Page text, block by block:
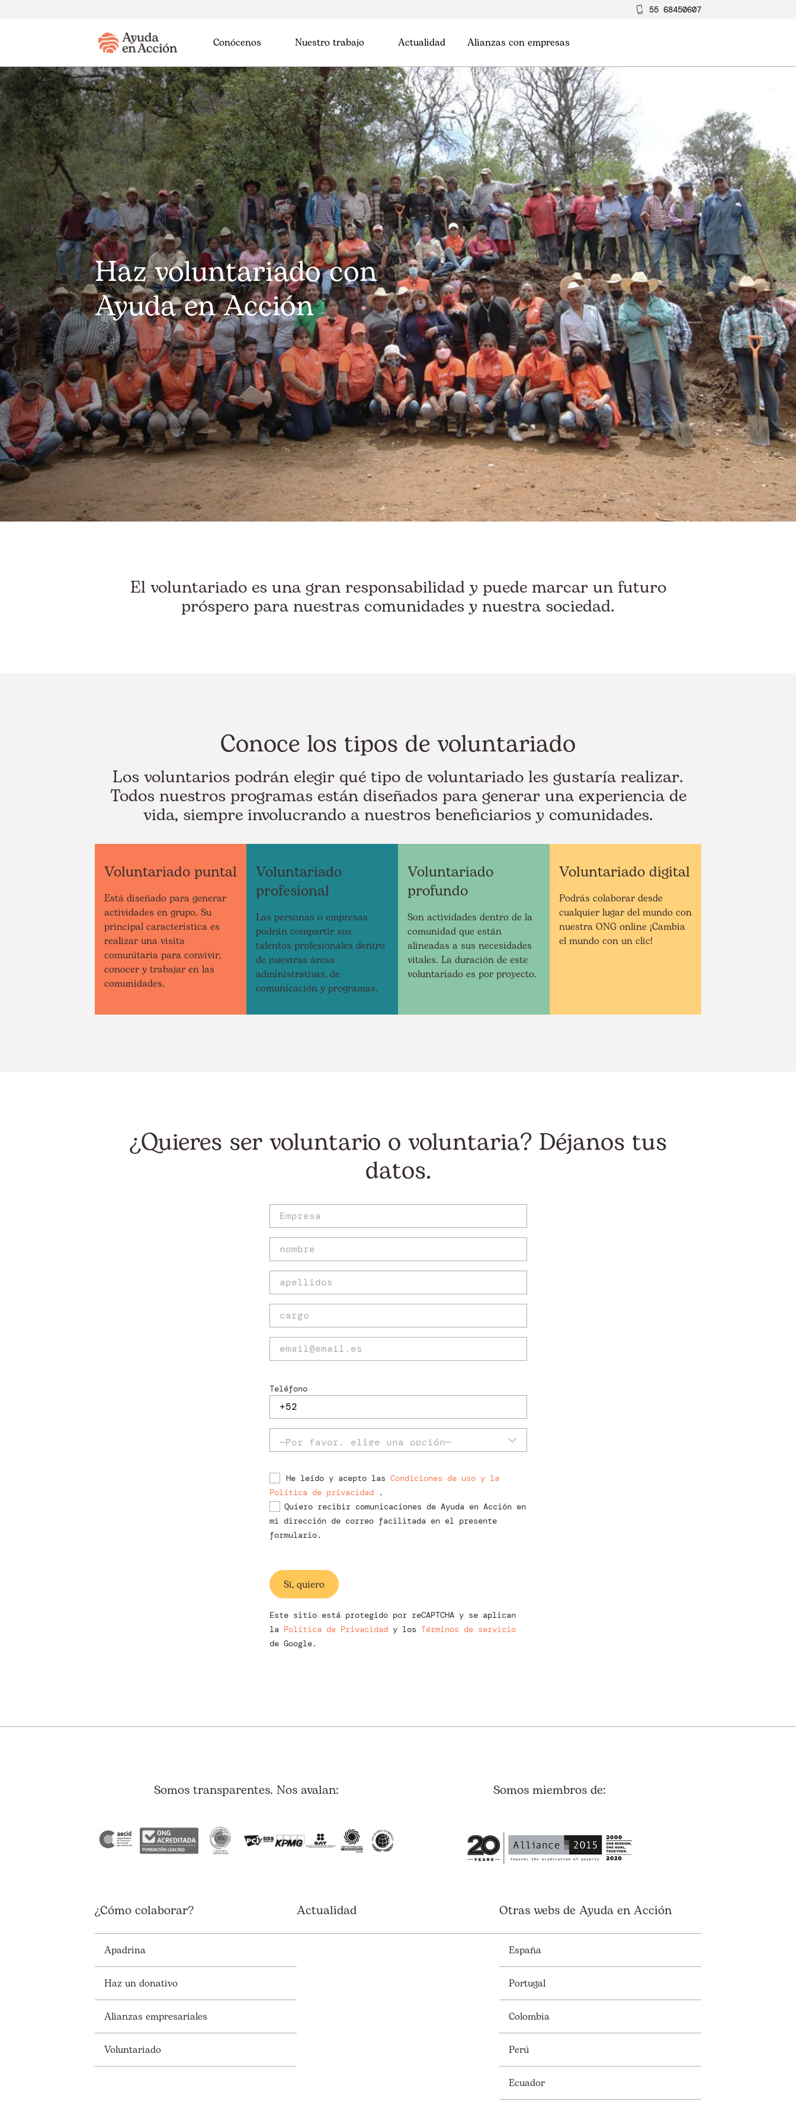
55 68450607
Conócenos Nuestro trabajo Actualidad Alianzas con empresas
Haz voluntariado con
Ayuda en Acción
El voluntariado es una gran responsabilidad y puede marcar un futuro
próspero para nuestras comunidades y nuestra sociedad.
Conoce los tipos de voluntariado
Los voluntarios podrán elegir qué tipo de voluntariado les gustaría realizar.
Todos nuestros programas están diseñados para generar una experiencia de
vida, siempre involucrando a nuestros beneficiarios y comunidades.
Voluntariado puntal
Está diseñado para generar
actividades en grupo. Su
principal característica es
realizar una visita
comunitaria para convivir,
conocer y trabajar en las
comunidades.
Voluntariado
profesional
Las personas o empresas
podrán compartir sus
talentos profesionales dentro
de nuestras áreas
administrativas, de
comunicación y programas.
Voluntariado
profundo
Son actividades dentro de la
comunidad que están
alineadas a sus necesidades
vitales. La duración de este
voluntariado es por proyecto.
Voluntariado digital
Podrás colaborar desde
cualquier lugar del mundo con
nuestra ONG online ¡Cambia
el mundo con un clic!
¿Quieres ser voluntario o voluntaria? Déjanos tus
datos.
Teléfono
He leído y acepto las Condiciones de uso y la
Política de privacidad
.
Quiero recibir comunicaciones de Ayuda en Acción en
mi dirección de correo facilitada en el presente
formulario.
Este sitio está protegido por reCAPTCHA y se aplican
la Política de Privacidady los Términos de servicio
de Google.
Somos transparentes. Nos avalan: Somos miembros de:
¿Cómo colaborar?
Apadrina
Haz un donativo
Alianzas empresariales
Voluntariado
Actualidad Otras webs de Ayuda en Acción
España
Portugal
Colombia
Perú
Ecuador